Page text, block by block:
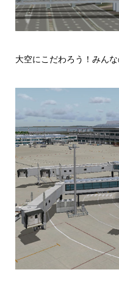
大空にこだわろう！みんな